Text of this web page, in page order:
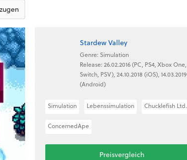
Stardew Valley
Genre: Simulation
Release: 26.02.2016 (PC, PS4, Xbox One,
Switch, PSV), 24.10.2018 (iOS), 14.03.2019
(Android)
Simulation Lebenssimulation Chucklefish Ltd.
ConcernedApe
Preisvergleich